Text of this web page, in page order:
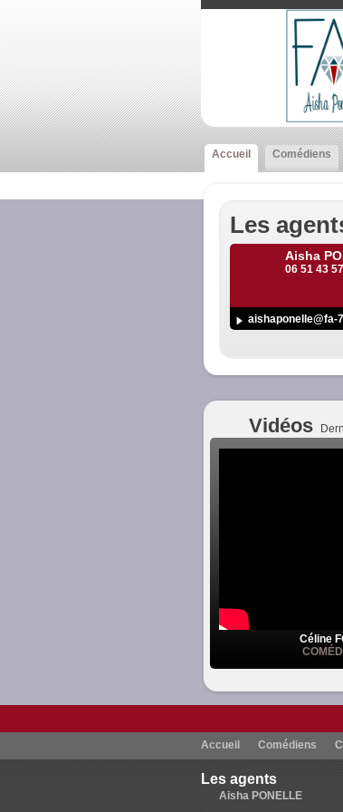
Accueil Comédiens
Les
Aisha
06 51 43
aishaponelle@fa-
Vidéos
Céline
Accueil Comédiens
Les agents
Aisha PONELLE